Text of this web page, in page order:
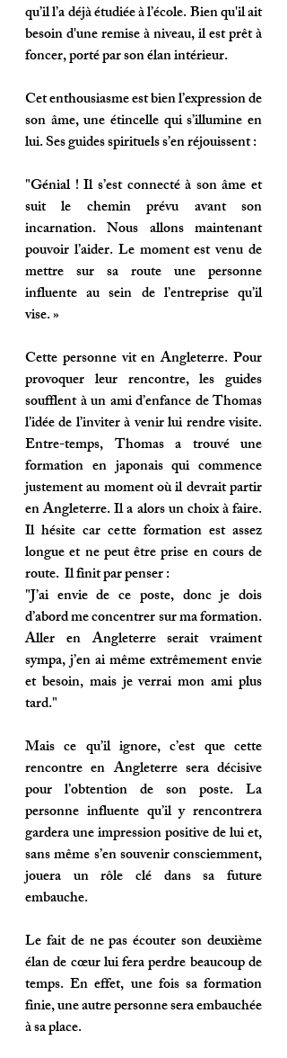
qu’il l’a déjà étudiée à l’école. Bien qu'il ait
besoin d'une remise à niveau, il est prêt à
foncer, porté par son élan intérieur.
Cet enthousiasme est bien l’expression de
son âme, une étincelle qui s’illumine en
lui. Ses guides spirituels s’en réjouissent :
"Génial ! Il s’est connecté à son âme et
suit le chemin prévu avant son
incarnation. Nous allons maintenant
pouvoir l’aider. Le moment est venu de
mettre sur sa route une personne
influente au sein de l’entreprise qu’il
vise. »
Cette personne vit en Angleterre. Pour
provoquer leur rencontre, les guides
soufflent à un ami d’enfance de Thomas
l’idée de l’inviter à venir lui rendre visite.
Entre-temps, Thomas a trouvé une
formation en japonais qui commence
justement au moment où il devrait partir
en Angleterre. Il a alors un choix à faire.
Il hésite car cette formation est assez
longue et ne peut être prise en cours de
route.  Il finit par penser :
"J’ai envie de ce poste, donc je dois
d’abord me concentrer sur ma formation.
Aller en Angleterre serait vraiment
sympa, j’en ai même extrêmement envie
et besoin, mais je verrai mon ami plus
tard."
Mais ce qu’il ignore, c’est que cette
rencontre en Angleterre sera décisive
pour l’obtention de son poste. La
personne influente qu’il y rencontrera
gardera une impression positive de lui et,
sans même s’en souvenir consciemment,
jouera un rôle clé dans sa future
embauche.
Le fait de ne pas écouter son deuxième
élan de cœur lui fera perdre beaucoup de
temps. En effet, une fois sa formation
finie, une autre personne sera embauchée
à sa place.